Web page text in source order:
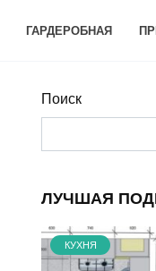
ГАРДЕРОБНАЯ
Поиск
ЛУЧШАЯ
КУХНЯ